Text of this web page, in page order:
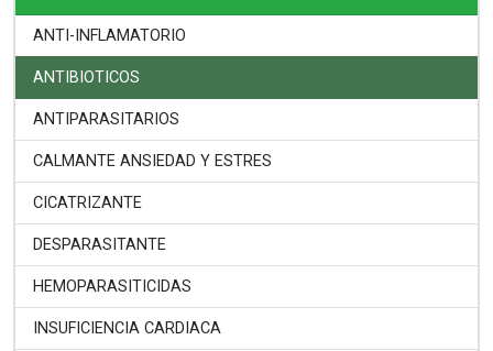
ANTI-INFLAMATORIO
ANTIBIOTICOS
ANTIPARASITARIOS
CALMANTE ANSIEDAD Y ESTRES
CICATRIZANTE
DESPARASITANTE
HEMOPARASITICIDAS
INSUFICIENCIA CARDIACA